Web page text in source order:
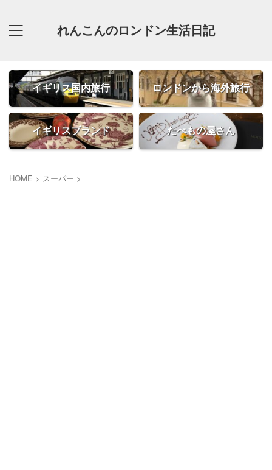
れんこんのロンドン生活日記
イギリス国内旅行 ロンドンから海外旅行
イギリスブランド たべもの屋さん
HOME > スーパー >